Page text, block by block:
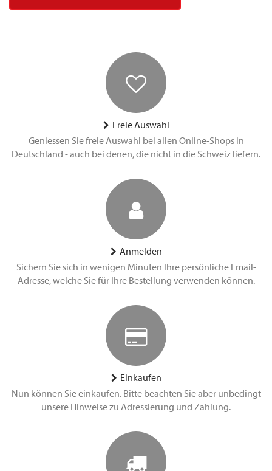
Freie Auswahl
Geniessen Sie freie Auswahl bei allen Online-Shops in
Deutschland - auch bei denen, die nicht in die Schweiz liefern.
Anmelden
Sichern Sie sich in wenigen Minuten Ihre persönliche Email-
Adresse, welche Sie für Ihre Bestellung verwenden können.
Einkaufen
Nun können Sie einkaufen. Bitte beachten Sie aber unbedingt
unsere Hinweise zu Adressierung und Zahlung.